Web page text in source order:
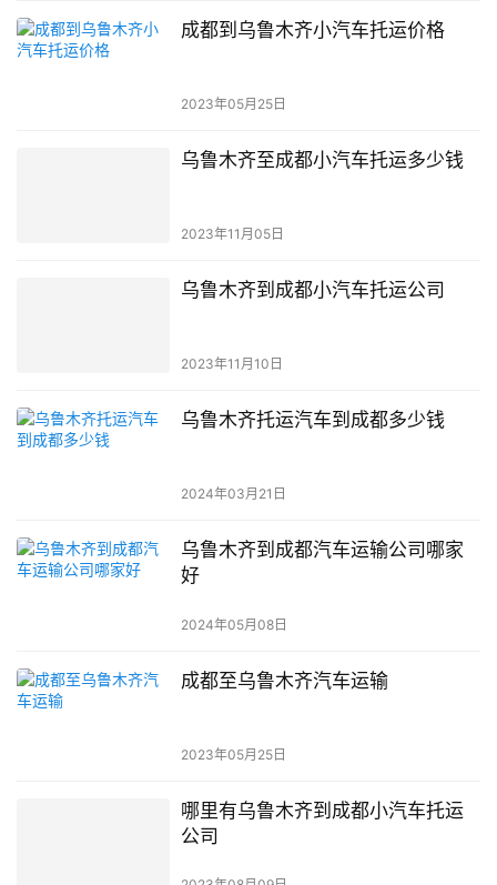
成都到乌鲁木齐小汽车托运价格
2023年05月25日
乌鲁木齐至成都小汽车托运多少钱
2023年11月05日
乌鲁木齐到成都小汽车托运公司
2023年11月10日
乌鲁木齐托运汽车到成都多少钱
2024年03月21日
乌鲁木齐到成都汽车运输公司哪家
好
2024年05月08日
成都至乌鲁木齐汽车运输
2023年05月25日
哪里有乌鲁木齐到成都小汽车托运
公司